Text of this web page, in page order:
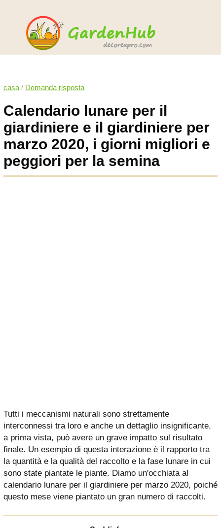
casa/ Domanda risposta
Calendario lunare per il
giardiniere e il giardiniere per
marzo 2020, i giorni migliori e
peggiori per la semina
Tutti i meccanismi naturali sono strettamente
interconnessi tra loro e anche un dettaglio insignificante,
a prima vista, può avere un grave impatto sul risultato
finale. Un esempio di questa interazione è il rapporto tra
la quantità e la qualità del raccolto e la fase lunare in cui
sono state piantate le piante. Diamo un'occhiata al
calendario lunare per il giardiniere per marzo 2020, poiché
questo mese viene piantato un gran numero di raccolti.